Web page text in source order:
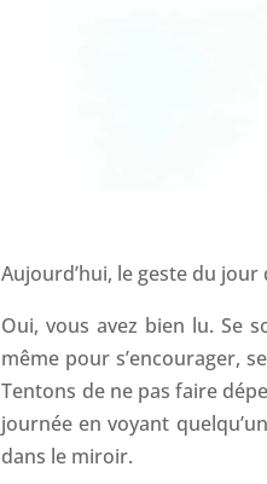
Aujourd’hui, le geste du
Oui, vous avez bien lu. Se
même pour s’encourager,
Tentons de ne pas faire
journée en voyant
dans le miroir.